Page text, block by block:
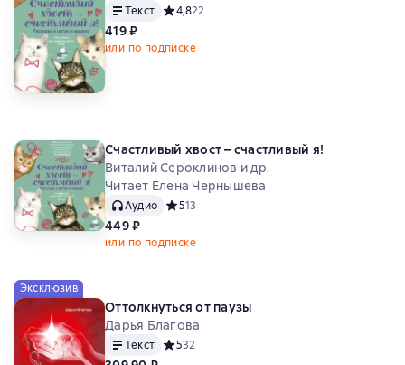
Текст Средний рейтинг 4,8 на основе 22 оценок
4,822
419 ₽
или по подписке
Счастливый хвост – счастливый я!
Виталий Сероклинов и др.
Читает Елена Чернышева
Аудио Средний рейтинг 5 на основе 13 оценок
513
449 ₽
или по подписке
Эксклюзив
Оттолкнуться от паузы
Дарья Благова
Текст Средний рейтинг 5 на основе 32 оценок
532